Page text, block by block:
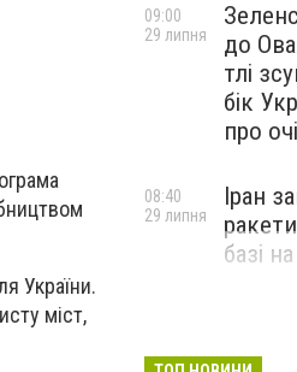
України.
міст,
до
тлі
бік
про
09:00
29 липня
Іран
базі
08:40
29 липня